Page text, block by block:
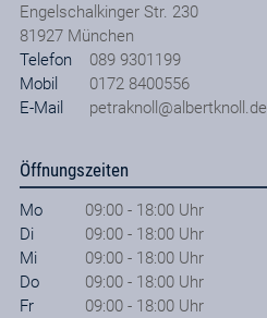
Engelschalkinger Str. 230
81927 München
Telefon
089 9301199
Mobil
0172 8400556
E-Mail
petraknoll@albertknoll.de
Öffnungszeiten
Mo
09:00 - 18:00 Uhr
Di
09:00 - 18:00 Uhr
Mi
09:00 - 18:00 Uhr
Do
09:00 - 18:00 Uhr
Fr
09:00 - 18:00 Uhr